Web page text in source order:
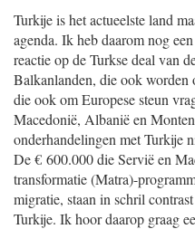
Turkije is het actueelste land
agenda. Ik heb daarom nog
reactie op de Turkse deal van
Balkanlanden, die ook worden
die ook om Europese steun
Macedonië, Albanië en
onderhandelingen met Turkije
De € 600.000 die Servië en
transformatie (Matra)-
migratie, staan in schril
Turkije. Ik hoor daarop graag